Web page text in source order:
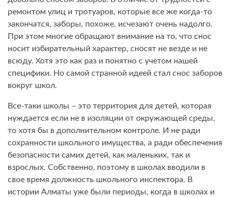
ремонтом улиц и тротуаров, которые все же когда-то
закончатся, заборы, похоже, исчезают очень надолго.
При этом многие обращают внимание на то, что снос
носит избирательный характер, сносят не везде и не
всюду. Хотя это как раз и понятно с учетом нашей
специфики. Но самой странной идеей стал снос заборов
вокруг школ.
Все-таки школы – это территория для детей, которая
нуждается если не в изоляции от окружающей среды,
то хотя бы в дополнительном контроле. И не ради
сохранности школьного имущества, а ради обеспечения
безопасности самих детей, как маленьких, так и
взрослых. Собственно, поэтому в школах вводили в
свое время должность школьного инспектора. В
истории Алматы уже были периоды, когда в школах и